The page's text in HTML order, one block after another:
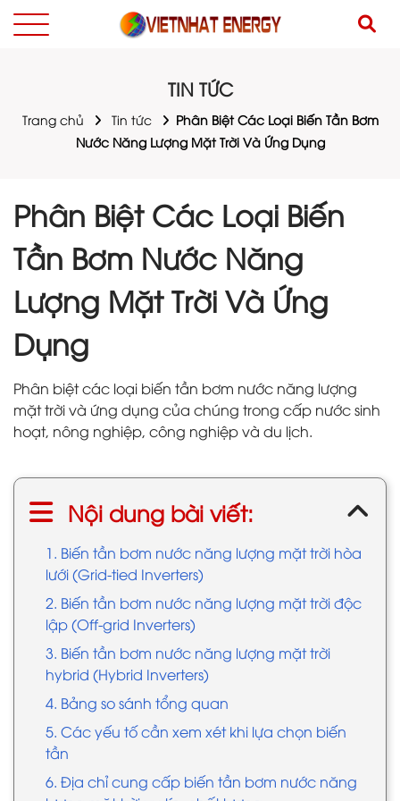
TIN TỨC
Trang chủ Tin tức
Phân Biệt Các Loại Biến Tần Bơm
Nước Năng Lượng Mặt Trời Và Ứng Dụng
Phân Biệt Các Loại Biến
Tần Bơm Nước Năng
Lượng Mặt Trời Và Ứng
Dụng
Phân biệt các loại biến tần bơm nước năng lượng
mặt trời và ứng dụng của chúng trong cấp nước sinh
hoạt, nông nghiệp, công nghiệp và du lịch.
Nội dung bài viết:
1. Biến tần bơm nước năng lượng mặt trời hòa
lưới (Grid-tied Inverters)
2. Biến tần bơm nước năng lượng mặt trời độc
lập (Off-grid Inverters)
3. Biến tần bơm nước năng lượng mặt trời
hybrid (Hybrid Inverters)
4. Bảng so sánh tổng quan
5. Các yếu tố cần xem xét khi lựa chọn biến
tần
6. Địa chỉ cung cấp biến tần bơm nước năng